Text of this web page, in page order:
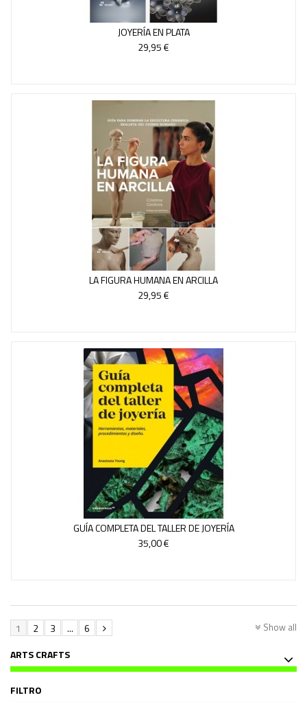
JOYERÍA EN PLATA
29,95 €
LA FIGURA HUMANA EN ARCILLA
29,95 €
GUÍA COMPLETA DEL TALLER DE JOYERÍA
35,00 €
Show all
1 2 3 ...
6
ARTS CRAFTS
FILTRO